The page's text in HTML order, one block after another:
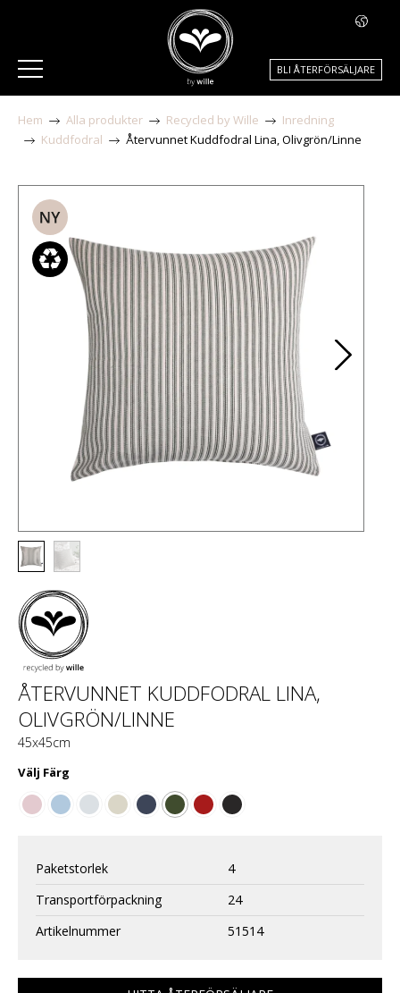
BLI ÅTERFÖRSÄLJARE
Hem Alla produkter Recycled by Wille
Inredning
Kuddfodral
Återvunnet Kuddfodral Lina, Olivgrön/Linne
ÅTERVUNNET KUDDFODRAL LINA,
OLIVGRÖN/LINNE
45x45cm
Välj Färg
Paketstorlek
4
Transportförpackning
24
Artikelnummer
51514